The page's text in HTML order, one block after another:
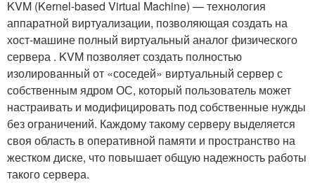
KVM (Kernel-based Virtual Machine) — технология
аппаратной виртуализации, позволяющая создать на
хост-машине полный виртуальный аналог физического
сервера . KVM позволяет создать полностью
изолированный от «соседей» виртуальный сервер с
собственным ядром ОС, который пользователь может
настраивать и модифицировать под собственные нужды
без ограничений. Каждому такому серверу выделяется
своя область в оперативной памяти и пространство на
жестком диске, что повышает общую надежность работы
такого сервера.